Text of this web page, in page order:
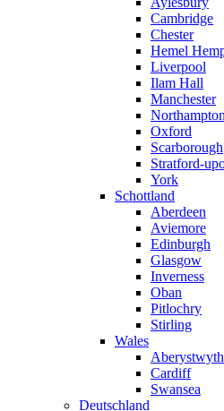
Cambridge
Chester
Hemel
Liverpool
Ilam Hall
Manchester
Northampton
Oxford
Scarborough
Stratford-
York
Schottland
Aberdeen
Aviemore
Edinburgh
Glasgow
Inverness
Oban
Pitlochry
Stirling
Wales
Aberystwyth
Cardiff
Swansea
Deutschland